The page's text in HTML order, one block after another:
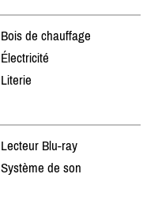
Bois de chauffage
Électricité
Literie
Lecteur Blu-ray
Système de son